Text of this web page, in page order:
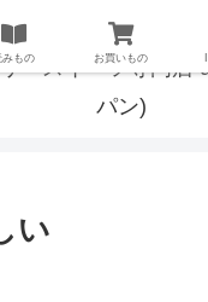
い
みもの お買いもの